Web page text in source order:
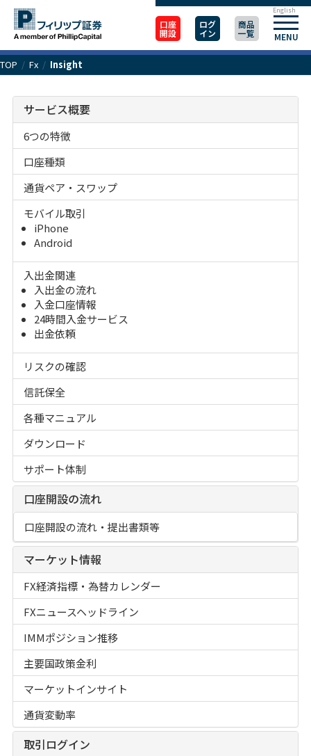
口座
開設
ログ
イン
商品
一覧 MENU
English
TOP / Fx / Insight
サービス概要
6つの特徴
口座種類
通貨ペア・スワップ
モバイル取引
iPhone
Android
入出金関連
入出金の流れ
入金口座情報
24時間入金サービス
出金依頼
リスクの確認
信託保全
各種マニュアル
ダウンロード
サポート体制
口座開設の流れ
口座開設の流れ・提出書類等
マーケット情報
FX経済指標・為替カレンダー
FXニュースヘッドライン
IMMポジション推移
主要国政策金利
マーケットインサイト
通貨変動率
取引ログイン